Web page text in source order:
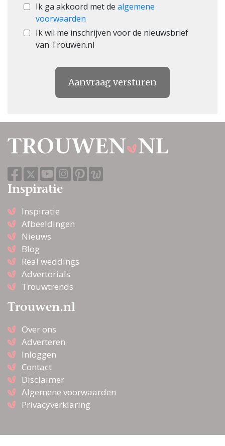
Ik ga akkoord met de algemene
voorwaarden
Ik wil me inschrijven voor de nieuwsbrief
van Trouwen.nl
Aanvraag versturen
Inspiratie
Inspiratie
Afbeeldingen
Nieuws
Blog
Real weddings
Advertorials
Trouwtrends
Trouwen.nl
Over ons
Adverteren
Inloggen
Contact
Disclaimer
Algemene voorwaarden
Privacyverklaring